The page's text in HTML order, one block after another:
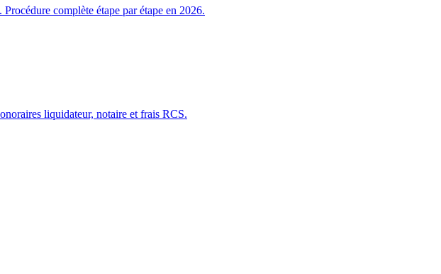
complète étape par étape en 2026.
liquidateur, notaire et frais RCS.